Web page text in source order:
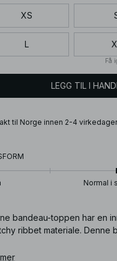
XS
L
Få
LEGG TIL I
til Norge innen 2-4
Normal i
bandeau-toppen har en
ribbet materiale. Denne